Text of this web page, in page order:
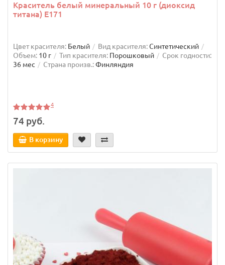
Краситель белый минеральный 10 г (диоксид
титана) Е171
Цвет красителя: Белый Вид красителя:Синтетический
Объем: 10 г Тип красителя: Порошковый
Срок годности:
36 мес
Страна произв.:Финляндия
4
74 руб.
В корзину